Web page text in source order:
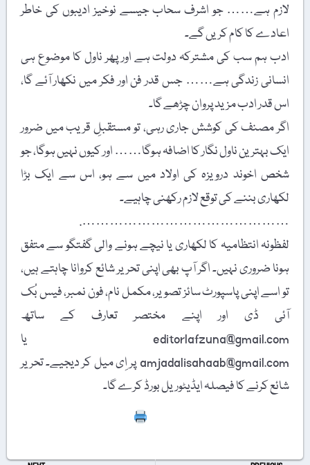
لازم ہے…… جو اشرف سحاب جیسے نوخیز ادیبوں کی خاطر
اعادے کا کام کریں گے۔
ادب ہم سب کی مشترکہ دولت ہے اور پھر ناول کا موضوع ہی
انسانی زندگی ہے…… جس قدر فن اور فکر میں نکھار آئے گا،
اس قدر ادب مزید پروان چڑھے گا۔
اگر مصنف کی کوشش جاری رہی، تو مستقبلِ قریب میں ضرور
ایک بہترین ناول نگار کا اضافہ ہوگا…… اور کیوں نہیں ہوگا، جو
شخص اخوند درویزہ کی اولاد میں سے ہو، اس سے ایک بڑا
لکھاری بننے کی توقع لازم رکھنی چاہیے۔
……………………………………….
لفظونہ انتظامیہ کا لکھاری یا نیچے ہونے والی گفتگو سے متفق
ہونا ضروری نہیں۔ اگر آپ بھی اپنی تحریر شائع کروانا چاہتے ہیں،
تو اسے اپنی پاسپورٹ سائز تصویر، مکمل نام، فون نمبر، فیس بُک
آئی ڈی اور اپنے مختصر تعارف کے ساتھ
editorlafzuna@gmail.com یا
amjadalisahaab@gmail.com پر اِی میل کر دیجیے۔ تحریر
شائع کرنے کا فیصلہ ایڈیٹوریل بورڈ کرے گا۔